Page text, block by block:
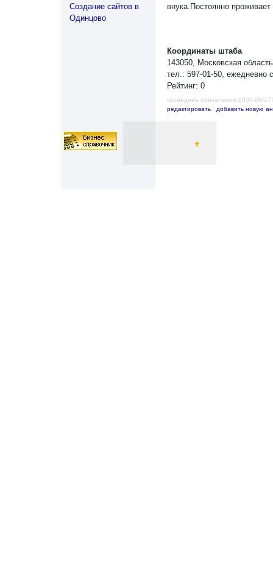
Создание сайтов в
Одинцово
внука.Постоянно
Координаты штаба
143050, Московская
тел.: 597-01-50, ежедневно
Рейтинг: 0
последнее обновление:2005-08-
редактировать · добавить новую